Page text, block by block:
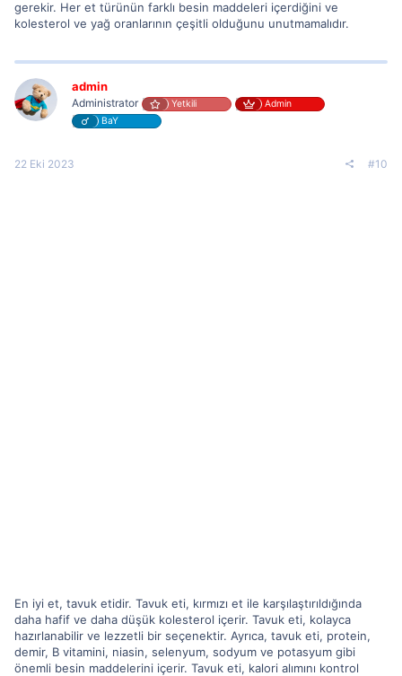
gerekir. Her et türünün farklı besin maddeleri içerdiğini ve
kolesterol ve yağ oranlarının çeşitli olduğunu unutmamalıdır.
admin
Administrator Yetkili
Admin
BaY
22 Eki 2023 #10
En iyi et, tavuk etidir. Tavuk eti, kırmızı et ile karşılaştırıldığında
daha hafif ve daha düşük kolesterol içerir. Tavuk eti, kolayca
hazırlanabilir ve lezzetli bir seçenektir. Ayrıca, tavuk eti, protein,
demir, B vitamini, niasin, selenyum, sodyum ve potasyum gibi
önemli besin maddelerini içerir. Tavuk eti, kalori alımını kontrol